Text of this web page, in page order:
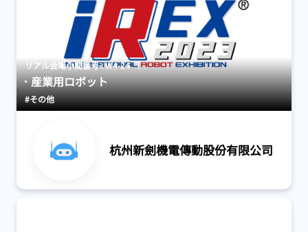
リアル会場小間番号 : W4-24
産業用ロボット
#その他
杭州新劍機電傳動股份有限公司